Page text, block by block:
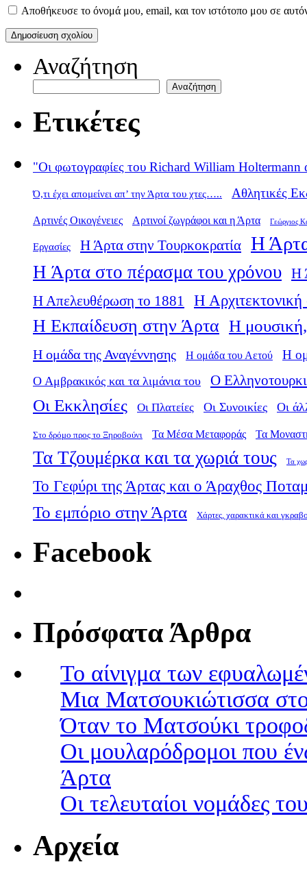
Αποθήκευσε το όνομά μου, email, και τον ιστότοπο μου σε
Αναζήτηση
Αναζήτηση
Ετικέτες
"Οι φωτογραφίες του Richard William Holtermann
Ό,τι έχει απομείνει απ’ την Άρτα του χτες….. Αθλητικές
Αρτινές Οικογένειες Αρτινοί ζωγράφοι και η Άρτα Γεώργιος
Εργασίες Η Άρτα στην Τουρκοκρατία Η
Η Άρτα στο πέρασμα του χρόνου Η
Η Απελευθέρωση το 1881
Η
Η Εκπαίδευση στην Άρτα Η μουσική,
Η ομάδα της Αναγέννησης Η ομάδα του Αετού Η
Ο Αμβρακικός και τα λιμάνια του Ο
Οι Εκκλησίες Οι Πλατείες Οι Συνοικίες Οι
Στο δρόμο προς το Ξηροβούνι Τα Μέσα Μεταφοράς Τα
Τα Τζουμέρκα και τα χωριά τους Τα
Το Γεφύρι της Άρτας και ο Άραχθος
Το εμπόριο στην Άρτα Χάρτες, χαρακτικά και
Facebook
Πρόσφατα Άρθρα
Το αίνιγμα των
Μια Ματσουκιώτισσα
Όταν το Ματσούκι
Οι μουλαρόδρομοι που
Άρτα
Οι τελευταίοι νομάδες
Αρχεία